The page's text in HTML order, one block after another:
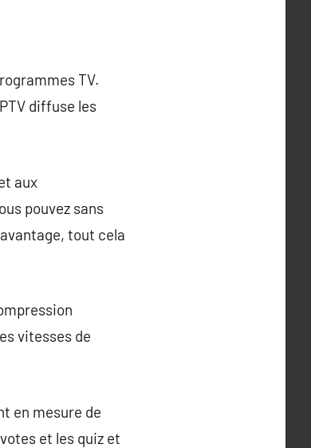
TV.
diffuse les
aux
pouvez sans
tout cela
vitesses de
en mesure de
et les quiz et